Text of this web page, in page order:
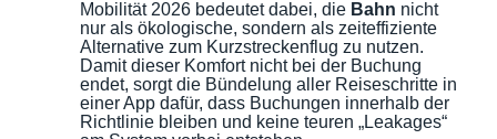
Mobilität 2026 bedeutet dabei, die Bahn nicht
nur als ökologische, sondern als zeiteffiziente
Alternative zum Kurzstreckenflug zu nutzen.
Damit dieser Komfort nicht bei der Buchung
endet, sorgt die Bündelung aller Reiseschritte in
einer App dafür, dass Buchungen innerhalb der
Richtlinie bleiben und keine teuren „Leakages“